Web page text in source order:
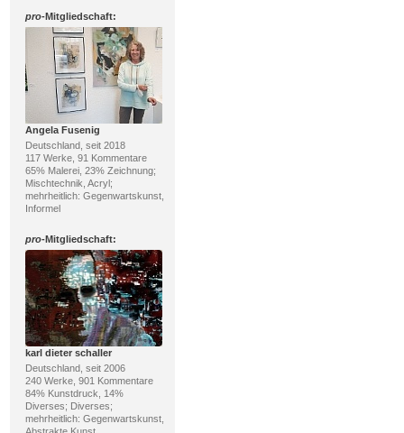
pro-Mitgliedschaft:
Angela Fusenig
Deutschland, seit 2018
117 Werke, 91 Kommentare
65% Malerei, 23% Zeichnung;
Mischtechnik, Acryl;
mehrheitlich: Gegenwartskunst,
Informel
pro-Mitgliedschaft:
karl dieter schaller
Deutschland, seit 2006
240 Werke, 901 Kommentare
84% Kunstdruck, 14%
Diverses; Diverses;
mehrheitlich: Gegenwartskunst,